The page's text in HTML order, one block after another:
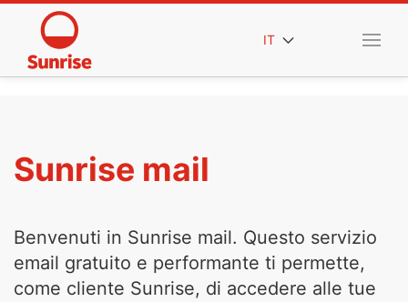
IT
Sunrise mail
Benvenuti in Sunrise mail. Questo servizio
email gratuito e performante ti permette,
come cliente Sunrise, di accedere alle tue